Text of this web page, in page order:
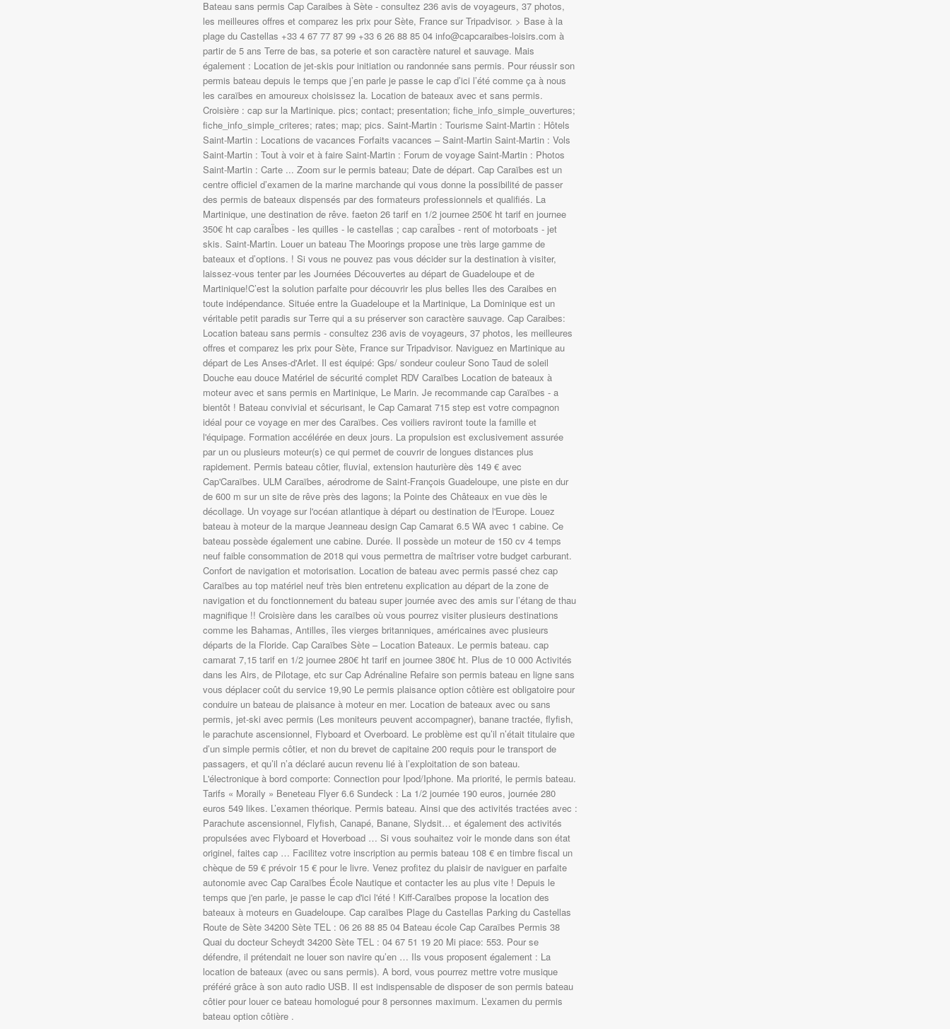
Bateau sans permis Cap Caraibes à Sète - consultez 236 avis de voyageurs, 37 photos,
les meilleures offres et comparez les prix pour Sète, France sur Tripadvisor. > Base à la
plage du Castellas +33 4 67 77 87 99 +33 6 26 88 85 04 info@capcaraibes-loisirs.com à
partir de 5 ans Terre de bas, sa poterie et son caractère naturel et sauvage. Mais
également : Location de jet-skis pour initiation ou randonnée sans permis. Pour réussir son
permis bateau depuis le temps que j’en parle je passe le cap d’ici l’été comme ça à nous
les caraïbes en amoureux choisissez la. Location de bateaux avec et sans permis.
Croisière : cap sur la Martinique. pics; contact; presentation; fiche_info_simple_ouvertures;
fiche_info_simple_criteres; rates; map; pics. Saint-Martin : Tourisme Saint-Martin : Hôtels
Saint-Martin : Locations de vacances Forfaits vacances – Saint-Martin Saint-Martin : Vols
Saint-Martin : Tout à voir et à faire Saint-Martin : Forum de voyage Saint-Martin : Photos
Saint-Martin : Carte ... Zoom sur le permis bateau; Date de départ. Cap Caraïbes est un
centre officiel d’examen de la marine marchande qui vous donne la possibilité de passer
des permis de bateaux dispensés par des formateurs professionnels et qualifiés. La
Martinique, une destination de rêve. faeton 26 tarif en 1/2 journee 250€ ht tarif en journee
350€ ht cap caraÏbes - les quilles - le castellas ; cap caraÏbes - rent of motorboats - jet
skis. Saint-Martin. Louer un bateau The Moorings propose une très large gamme de
bateaux et d’options. ! Si vous ne pouvez pas vous décider sur la destination à visiter,
laissez-vous tenter par les Journées Découvertes au départ de Guadeloupe et de
Martinique!C’est la solution parfaite pour découvrir les plus belles Iles des Caraibes en
toute indépendance. Située entre la Guadeloupe et la Martinique, La Dominique est un
véritable petit paradis sur Terre qui a su préserver son caractère sauvage. Cap Caraibes:
Location bateau sans permis - consultez 236 avis de voyageurs, 37 photos, les meilleures
offres et comparez les prix pour Sète, France sur Tripadvisor. Naviguez en Martinique au
départ de Les Anses-d'Arlet. Il est équipé: Gps/ sondeur couleur Sono Taud de soleil
Douche eau douce Matériel de sécurité complet RDV Caraïbes Location de bateaux à
moteur avec et sans permis en Martinique, Le Marin. Je recommande cap Caraïbes - a
bientôt ! Bateau convivial et sécurisant, le Cap Camarat 715 step est votre compagnon
idéal pour ce voyage en mer des Caraïbes. Ces voiliers raviront toute la famille et
l'équipage. Formation accélérée en deux jours. La propulsion est exclusivement assurée
par un ou plusieurs moteur(s) ce qui permet de couvrir de longues distances plus
rapidement. Permis bateau côtier, fluvial, extension hauturière dès 149 € avec
Cap'Caraïbes. ULM Caraïbes, aérodrome de Saint-François Guadeloupe, une piste en dur
de 600 m sur un site de rêve près des lagons; la Pointe des Châteaux en vue dès le
décollage. Un voyage sur l'océan atlantique à départ ou destination de l'Europe. Louez
bateau à moteur de la marque Jeanneau design Cap Camarat 6.5 WA avec 1 cabine. Ce
bateau possède également une cabine. Durée. Il possède un moteur de 150 cv 4 temps
neuf faible consommation de 2018 qui vous permettra de maîtriser votre budget carburant.
Confort de navigation et motorisation. Location de bateau avec permis passé chez cap
Caraïbes au top matériel neuf très bien entretenu explication au départ de la zone de
navigation et du fonctionnement du bateau super journée avec des amis sur l’étang de thau
magnifique !! Croisière dans les caraïbes où vous pourrez visiter plusieurs destinations
comme les Bahamas, Antilles, îles vierges britanniques, américaines avec plusieurs
départs de la Floride. Cap Caraïbes Sète – Location Bateaux. Le permis bateau. cap
camarat 7,15 tarif en 1/2 journee 280€ ht tarif en journee 380€ ht. Plus de 10 000 Activités
dans les Airs, de Pilotage, etc sur Cap Adrénaline Refaire son permis bateau en ligne sans
vous déplacer coût du service 19,90 Le permis plaisance option côtière est obligatoire pour
conduire un bateau de plaisance à moteur en mer. Location de bateaux avec ou sans
permis, jet-ski avec permis (Les moniteurs peuvent accompagner), banane tractée, flyfish,
le parachute ascensionnel, Flyboard et Overboard. Le problème est qu’il n’était titulaire que
d’un simple permis côtier, et non du brevet de capitaine 200 requis pour le transport de
passagers, et qu’il n’a déclaré aucun revenu lié à l’exploitation de son bateau.
L'électronique à bord comporte: Connection pour Ipod/Iphone. Ma priorité, le permis bateau.
Tarifs « Moraily » Beneteau Flyer 6.6 Sundeck : La 1/2 journée 190 euros, journée 280
euros 549 likes. L’examen théorique. Permis bateau. Ainsi que des activités tractées avec :
Parachute ascensionnel, Flyfish, Canapé, Banane, Slydsit… et également des activités
propulsées avec Flyboard et Hoverboad … Si vous souhaitez voir le monde dans son état
originel, faites cap … Facilitez votre inscription au permis bateau 108 € en timbre fiscal un
chèque de 59 € prévoir 15 € pour le livre. Venez profitez du plaisir de naviguer en parfaite
autonomie avec Cap Caraïbes École Nautique et contacter les au plus vite ! Depuis le
temps que j'en parle, je passe le cap d'ici l'été ! Kiff-Caraïbes propose la location des
bateaux à moteurs en Guadeloupe. Cap caraïbes Plage du Castellas Parking du Castellas
Route de Sète 34200 Sète TEL : 06 26 88 85 04 Bateau école Cap Caraïbes Permis 38
Quai du docteur Scheydt 34200 Sète TEL : 04 67 51 19 20 Mi piace: 553. Pour se
défendre, il prétendait ne louer son navire qu’en … Ils vous proposent également : La
location de bateaux (avec ou sans permis). A bord, vous pourrez mettre votre musique
préféré grâce à son auto radio USB. Il est indispensable de disposer de son permis bateau
côtier pour louer ce bateau homologué pour 8 personnes maximum. L’examen du permis
bateau option côtière .